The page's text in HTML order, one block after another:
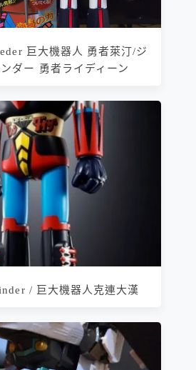
巨大機器人 勇者萊汀/ジ
ダー 勇者ライディーン
/ 巨大機器人克連大漢